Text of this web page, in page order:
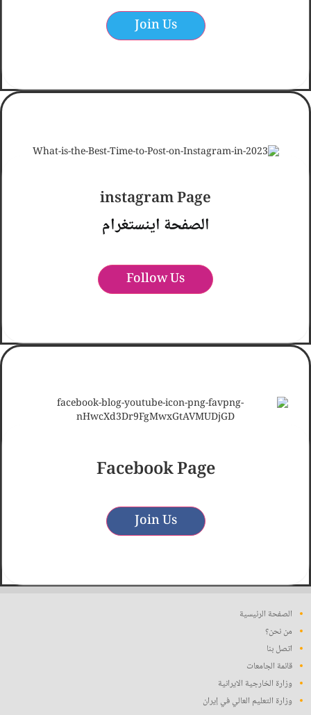
Join Us
instagram Page
الصفحة اينستغرام
Follow Us
Facebook Page
Join Us
الصفحة الرئيسية
من نحن؟
اتصل بنا
قائمة الجامعات
وزارة الخارجية الايرانية
وزارة التعليم العالي في إيران